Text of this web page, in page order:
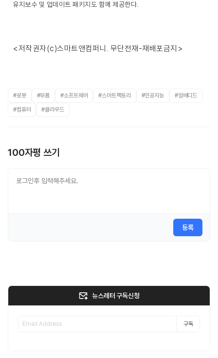
유지보수 및 업데이트 패키지도 함께 제공한다.
<저작권자(c)스마트앤컴퍼니. 무단전재-재배포금지>
#로봇 #부품 #소프트웨어 #스마트팩토리 #인공지능 #임베디드
#컴퓨터 #클라우드
100자평 쓰기
등록
뉴스레터 구독신청
구독